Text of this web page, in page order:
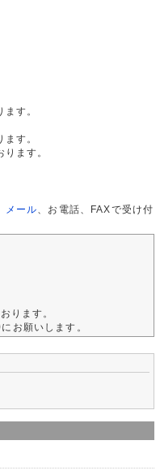
す。
す。
ます。
メール 、お電話、FAXで受け付
ります。
お願いします。